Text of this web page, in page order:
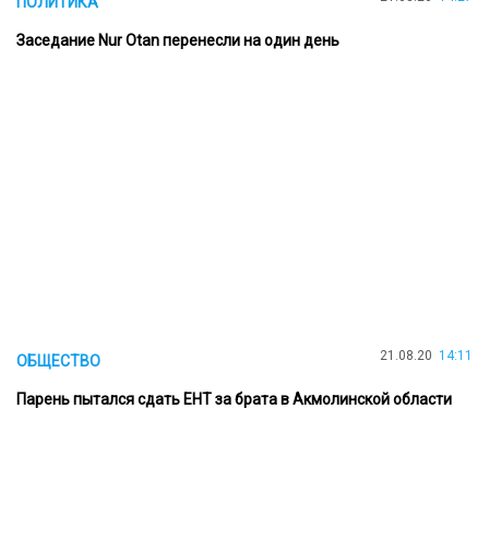
Заседание Nur Otan перенесли на один день
ОБЩЕСТВО 21.08.20 14:11
Парень пытался сдать ЕНТ за брата в Акмолинской области